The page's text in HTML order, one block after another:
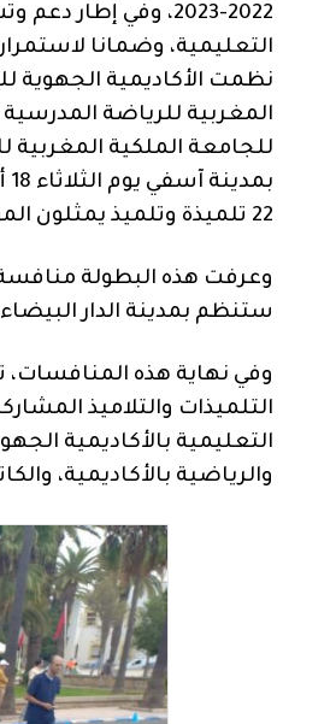
2022-2023، وفي
التعليمية، وضمانا
نظمت الأكاديمية الجهوية
المغربية للرياضة
للجامعة الملكية المغربية
22 تلميذة وتلميذ يمثلون المؤسسات التعليمية العمومية والخصوصية.
وعرفت هذه البطولة منافسة
ستنظم بمدينة الدار البيضاء خلال
وفي نهاية هذه المنافسات،
التلميذات والتلاميذ
التعليمية بالأكاديمية
والرياضية بالأكاديمية،